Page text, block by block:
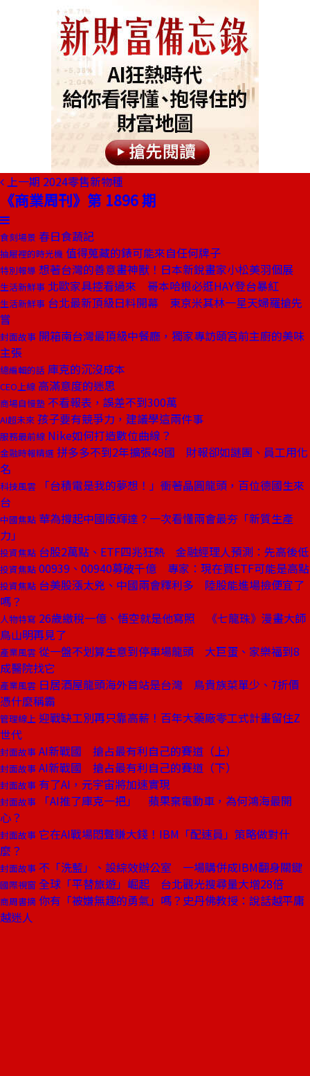
上一期 2024零售新物種
《商業周刊》第 1896 期
食刻場景 春日食蔬記
抽屜裡的時光機 值得蒐藏的錶可能來自任何牌子
特別報導 想著台灣的善意畫神獸！日本新銳畫家小松美羽個展
生活新鮮事 北歐家具控看過來 哥本哈根必逛HAY登台暴紅
生活新鮮事 台北最新頂級日料開幕 東京米其林一星天婦羅搶先
嘗
封面故事 開箱南台灣最頂級中餐廳，獨家專訪頤宮前主廚的美味
主張
總編輯的話 庫克的沉沒成本
CEO上線 高滿意度的迷思
商場自慢塾 不看報表，誤差不到300萬
AI超未來 孩子要有競爭力，建議學這兩件事
服務最前線 Nike如何打造數位曲線？
金融時報精選 拼多多不到2年擴張49國 財報卻如謎團、員工用化
名
科技風雲
「台積電是我的夢想！」衝著晶圓龍頭，百位德國生來
台
中國焦點 華為撐起中國版輝達？一次看懂兩會最夯「新質生產
力」
投資焦點 台股2萬點、ETF四兆狂熱 金融經理人預測：先高後低
投資焦點 00939、00940募破千億 專家：現在買ETF可能是高點
投資焦點 台美股漲太兇、中國兩會釋利多 陸股能進場撿便宜了
嗎？
人物特寫 26歲繳稅一億、悟空就是他寫照 《七龍珠》漫畫大師
鳥山明再見了
產業風雲 從一盤不划算生意到停車場龍頭 大巨蛋、家樂福到8
成醫院找它
產業風雲 日居酒屋龍頭海外首站是台灣 鳥貴族菜單少、7折價
憑什麼稱霸
管理線上 迎戰缺工別再只靠高薪！百年大藥廠零工式計畫留住Z
世代
封面故事 AI新戰國 搶占最有利自己的賽道（上）
封面故事 AI新戰國 搶占最有利自己的賽道（下）
封面故事 有了AI，元宇宙將加速實現
封面故事
「AI推了庫克一把」 蘋果棄電動車，為何鴻海最開
心？
封面故事 它在AI戰場悶聲賺大錢！IBM「配速員」策略做對什
麼？
封面故事 不「洗藍」、設綜效辦公室 一場購併成IBM翻身關鍵
國際視窗 全球「平替旅遊」崛起 台北觀光搜尋量大增28倍
商周書摘 你有「被嫌無趣的勇氣」嗎？史丹佛教授：說話越平庸
越迷人